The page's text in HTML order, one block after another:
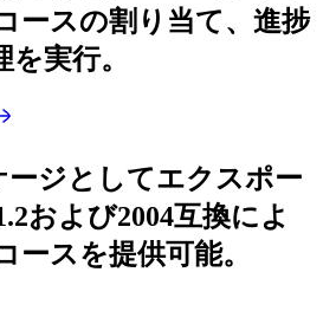
ースの割り当て、進捗
実行。
ージとしてエクスポー
および2004互換によ
ースを提供可能。